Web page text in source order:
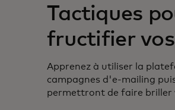
Tactiques
fructifier
Apprenez à utiliser la
campagnes d'e-mailing
permettront de faire briller